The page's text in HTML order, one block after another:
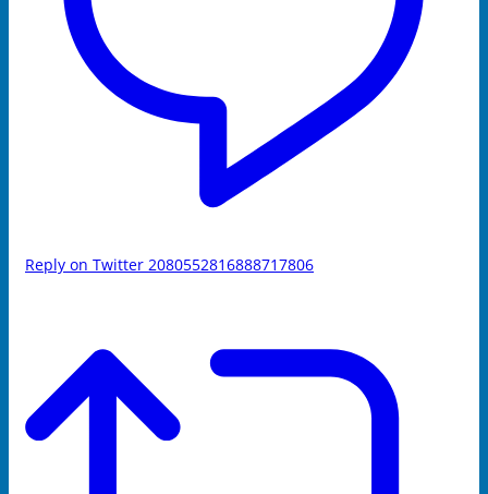
Reply on Twitter 2080552816888717806